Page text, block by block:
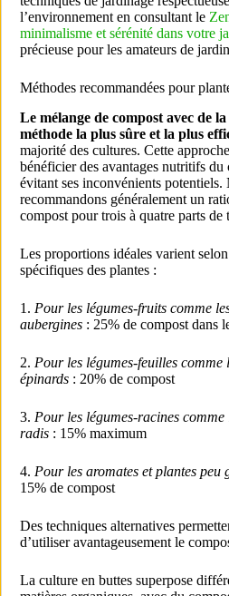
l’environnement en consultant le
minimalisme et sérénité dans votre
précieuse pour les amateurs de
Méthodes recommandées pour
Le mélange de compost avec de
méthode la plus sûre et la plus
majorité des cultures. Cette
bénéficier des avantages nutritifs du
évitant ses inconvénients potentiels.
recommandons généralement un
compost pour trois à quatre parts de
Les proportions idéales varient
spécifiques des plantes :
1. Pour les légumes-fruits comme
aubergines : 25% de compost dans
2. Pour les légumes-feuilles comme
épinards : 20% de compost
3. Pour les légumes-racines comme
radis : 15% maximum
4. Pour les aromates et plantes peu
15% de compost
Des techniques alternatives
d’utiliser avantageusement le
La culture en buttes superpose